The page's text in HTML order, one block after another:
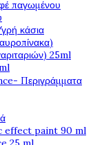
παγωμένου
κάσια
25ml
Περιγράμματα
effect paint 90 ml